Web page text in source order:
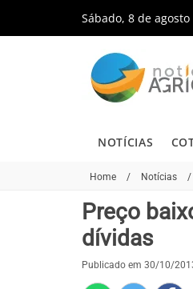
Sábado, 8 de
NOTÍCIAS
Home / Notícias /
Preço
dívidas
Publicado em 30/10/